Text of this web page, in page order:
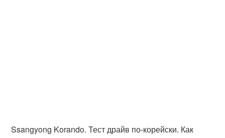
Ssangyong Korando. Тест драйв по-корейски. Как